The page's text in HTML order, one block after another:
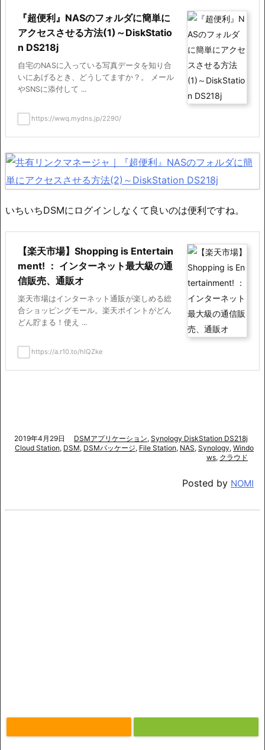
『超便利』NASのフォルダに簡単に
アクセスさせる方法(1)～DiskStatio
n DS218j
自宅のNASに入っている写真データを知り合
いにあげるとき、どうしてますか？。 メール
やSNSに添付して ...
https://wwq.mydns.jp/2290/
いちいちDSMにログインしなくて良いのは便利ですね。
【楽天市場】Shopping is Entertain
ment! ： インターネット最大級の通
信販売、通販オ
楽天市場はインターネット通販が楽しめる総
合ショッピングモール。楽天ポイントがどん
どん貯まる！使え ...
https://a.r10.to/hIQZke
2019年4月29日 DSMアプリケーション, Synology DiskStation DS218j
Cloud Station, DSM, DSMパッケージ, File Station, NAS, Synology, Windo
ws, クラウド
Posted by NOMI